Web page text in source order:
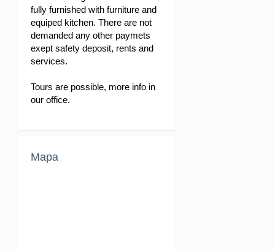
fully furnished with furniture and
equiped kitchen. There are not
demanded any other paymets
exept safety deposit, rents and
services.
Tours are possible, more info in
our office.
Mapa